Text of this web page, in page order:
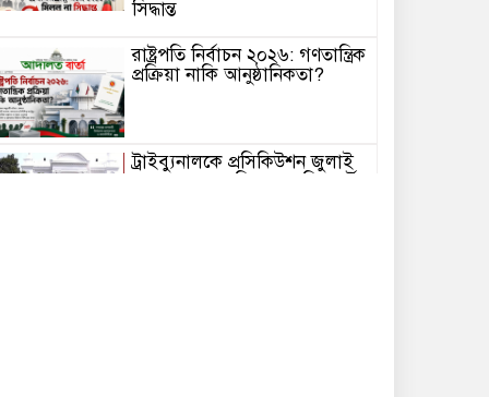
সিদ্ধান্ত
রাষ্ট্রপতি নির্বাচন ২০২৬: গণতান্ত্রিক
প্রক্রিয়া নাকি আনুষ্ঠানিকতা?
ট্রাইব্যুনালকে প্রসিকিউশন জুলাই